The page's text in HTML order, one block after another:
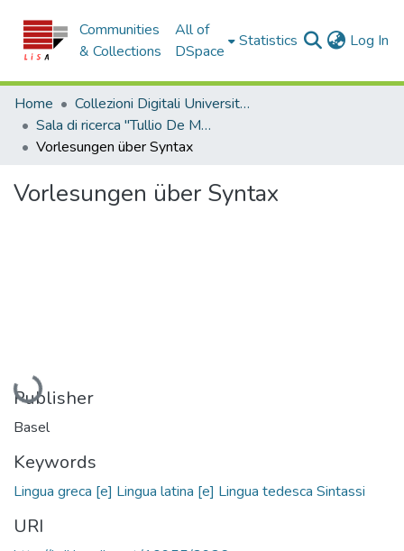
Communities
& Collections
All of
DSpace
Statistics Log In
Home
Collezioni Digitali Università della Calabria
Sala di ricerca "Tullio De Mauro"
Vorlesungen über Syntax
Vorlesungen über Syntax
Loading...
Publisher
Basel
Keywords
Lingua greca [e] Lingua latina [e] Lingua tedesca Sintassi
URI